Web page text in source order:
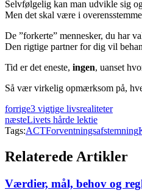
Selvfølgelig kan man udvikle sig
Men det skal være i
De ”forkerte” mennesker, du har
Den rigtige partner for dig vil
Tid er det eneste, ingen, uanset
Så vær virkelig opmærksom på,
forrige3 vigtige livsrealiteter
næsteLivets hårde lektie
Tags:ACTForventningsafstemning
Relaterede Artikler
Værdier, mål, behov og